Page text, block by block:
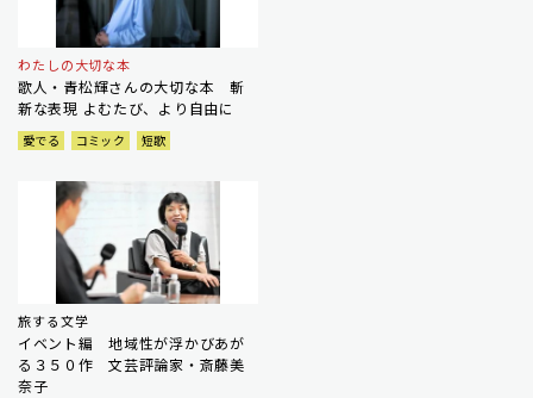
わたしの大切な本
歌人・青松輝さんの大切な本 斬
新な表現 よむたび、より自由に
愛でる コミック 短歌
旅する文学
イベント編 地域性が浮かびあが
る３５０作 文芸評論家・斎藤美
奈子